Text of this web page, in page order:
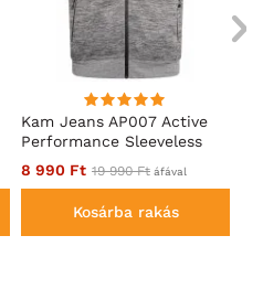
Kam Jeans AP007 Active
Performance Sleeveless
Hoody Grey
8 990 Ft 19 990 Ft áfával
Kosárba rakás